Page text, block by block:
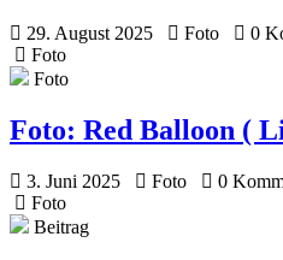
29. August 2025 Foto 0
Foto
Foto
Foto: Red Balloon (
3. Juni 2025 Foto 0
Foto
Beitrag